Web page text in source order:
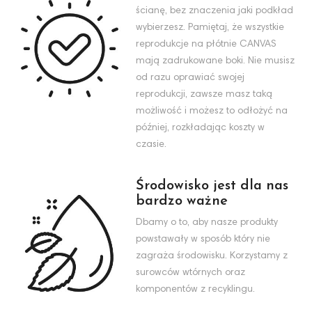
ścianę, bez znaczenia jaki podkład
wybierzesz. Pamiętaj, że wszystkie
reprodukcje na płótnie CANVAS
mają zadrukowane boki. Nie musisz
od razu oprawiać swojej
reprodukcji, zawsze masz taką
możliwość i możesz to odłożyć na
później, rozkładając koszty w
czasie.
Środowisko jest dla nas
bardzo ważne
Dbamy o to, aby nasze produkty
powstawały w sposób który nie
zagraża środowisku. Korzystamy z
surowców wtórnych oraz
komponentów z recyklingu.